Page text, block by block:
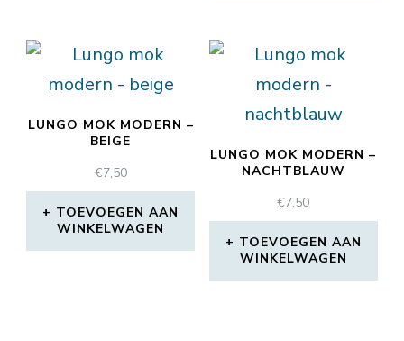
LUNGO MOK MODERN –
BEIGE
€7,50
TOEVOEGEN AAN
WINKELWAGEN
LUNGO MOK MODERN –
NACHTBLAUW
€7,50
TOEVOEGEN AAN
WINKELWAGEN